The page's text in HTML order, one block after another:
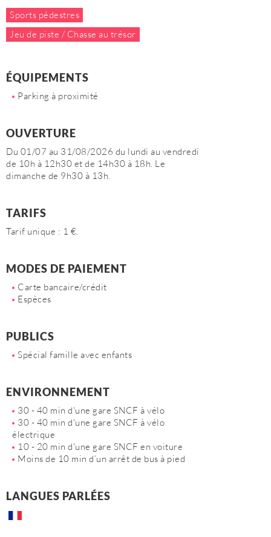
Sports pédestres
Jeu de piste / Chasse au trésor
ÉQUIPEMENTS
Parking à proximité
OUVERTURE
Du 01/07 au 31/08/2026 du lundi au vendredi
de 10h à 12h30 et de 14h30 à 18h. Le
dimanche de 9h30 à 13h.
TARIFS
Tarif unique : 1 €.
MODES DE PAIEMENT
Carte bancaire/crédit
Espèces
PUBLICS
Spécial famille avec enfants
ENVIRONNEMENT
30 - 40 min d'une gare SNCF à vélo
30 - 40 min d'une gare SNCF à vélo
électrique
10 - 20 min d'une gare SNCF en voiture
Moins de 10 min d’un arrêt de bus à pied
LANGUES PARLÉES